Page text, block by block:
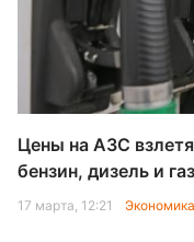
Цены на АЗС
бензин, дизель и
17 марта, 12:21 Экономика